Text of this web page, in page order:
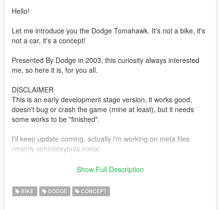
Hello!
Let me introduce you the Dodge Tomahawk. It's not a bike, it's
not a car, it's a concept!
Presented By Dodge in 2003, this curiosity always interested
me, so here it is, for you all.
DISCLAIMER
This is an early development stage version, it works good,
doesn't bug or crash the game (mine at least), but it needs
some works to be "finished".
I'll keep update coming, actually i'm working on meta files
(mainly vehiclelayouts.meta)
Please, share your thoughts, report the bugs.
Screenshots kindly provided by 5mods user @Vanill. Thanks
Show Full Description
BIKE DODGE CONCEPT